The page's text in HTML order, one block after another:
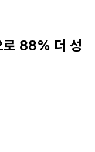
로 88% 더 성